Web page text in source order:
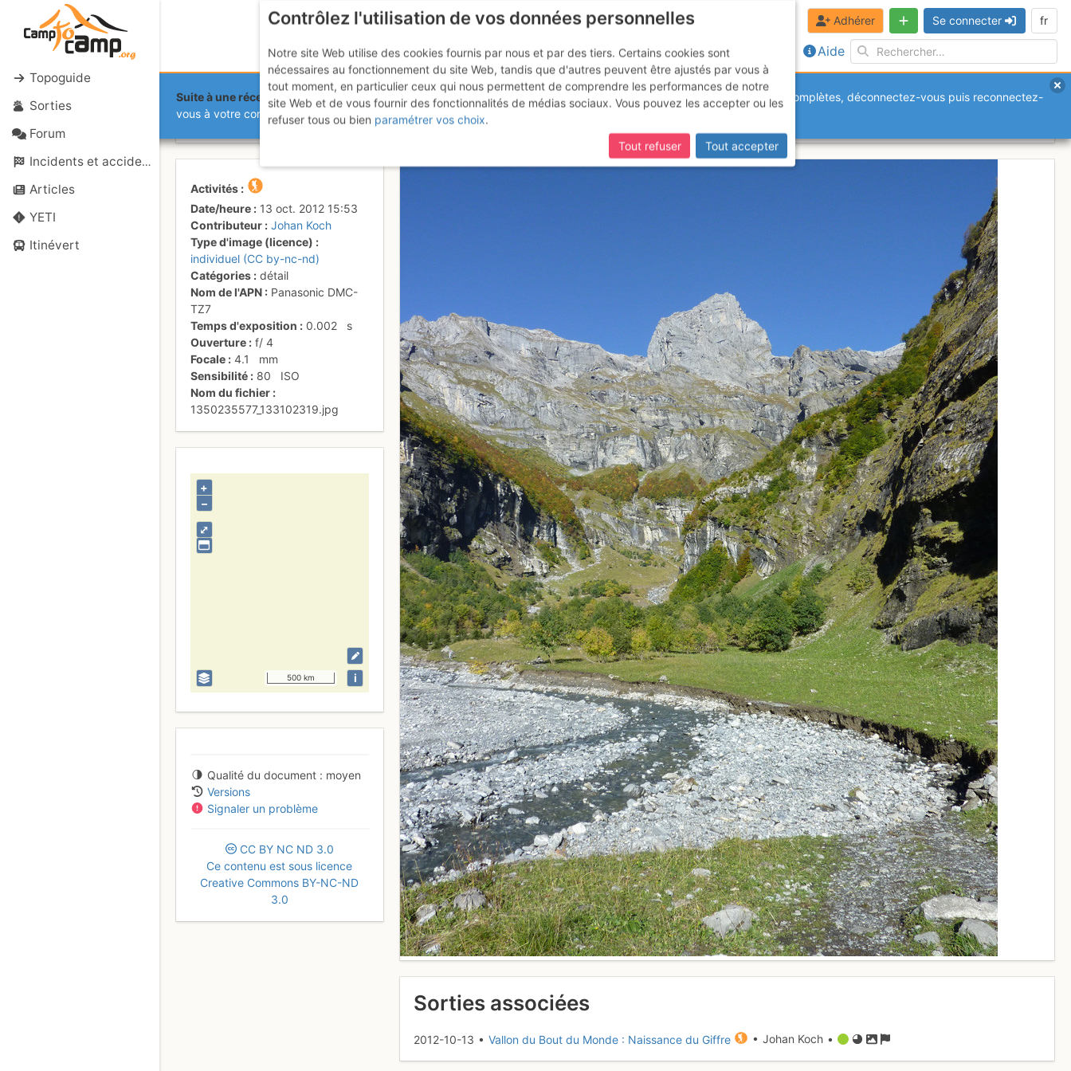
Topoguide
Sorties
Forum
Incidents et accidents
Articles
YETI
Itinévert
Aide
Adhérer Se connecter fr
Suite à une récente et importante mise à jour du site,si certaines pages ne sont plus accessibles, manquantes ou incomplètes, déconnectez-vous puis reconnectez-
vous à votre compte sur le site.
Le chemin n'existe plus
Activités
Date/heure
13 oct. 2012 15:53
Contributeur
Johan Koch
Type d'image (licence)
individuel (CC by-nc-nd)
Catégories
détail
Nom de l'APN
Panasonic DMC-
TZ7
Temps d'exposition
0.002
s
Ouverture
f/4
Focale
4.1
mm
Sensibilité
80
ISO
Nom du fichier
1350235577_133102319.jpg
⤢
+
–
500 km i
Qualité du document
moyen
Versions
Signaler un problème
CC BY NC ND 3.0
Ce contenu est sous licence
Creative Commons BY-NC-ND
3.0
Sorties associées
2012-10-13 •Vallon du Bout du Monde : Naissance du Giffre • Johan Koch •
Contrôlez l'utilisation de vos données personnelles
Notre site Web utilise des cookies fournis par nous et par des tiers. Certains cookies sont
nécessaires au fonctionnement du site Web, tandis que d'autres peuvent être ajustés par vous à
tout moment, en particulier ceux qui nous permettent de comprendre les performances de notre
site Web et de vous fournir des fonctionnalités de médias sociaux. Vous pouvez les accepter ou les
refuser tous ou bien paramétrer vos choix.
Tout refuser
Tout accepter